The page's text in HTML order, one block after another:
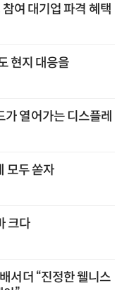
여 대기업 파격 혜택
현지 대응을
가 열어가는 디스플레
모두 쏟자
크다
서더 “진정한 웰니스